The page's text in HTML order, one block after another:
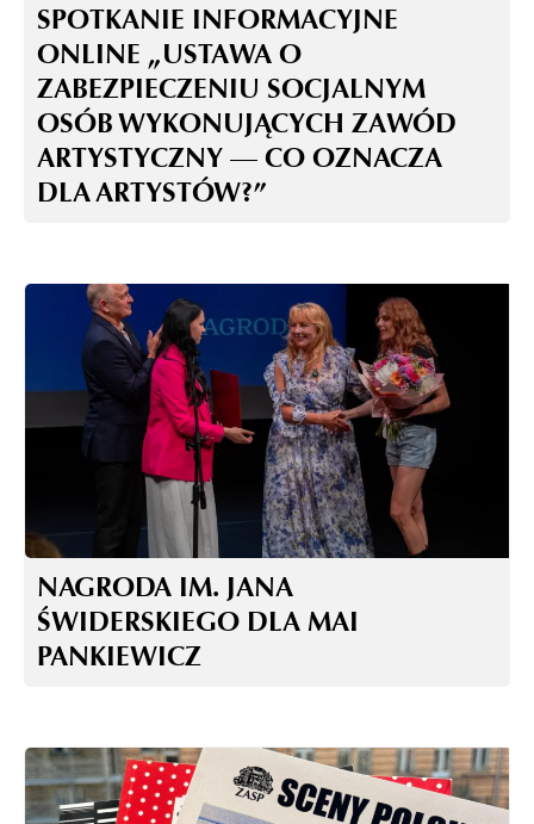
SPOTKANIE INFORMACYJNE
ONLINE „USTAWA O
ZABEZPIECZENIU SOCJALNYM
OSÓB WYKONUJĄCYCH ZAWÓD
ARTYSTYCZNY — CO OZNACZA
DLA ARTYSTÓW?”
NAGRODA IM. JANA
ŚWIDERSKIEGO DLA MAI
PANKIEWICZ